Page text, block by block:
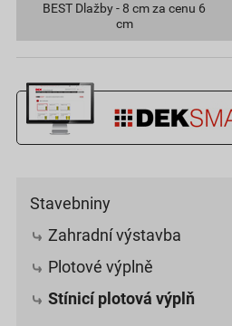
BEST Dlažby - 8 cm za cenu 6
cm
Stavebniny
Zahradní výstavba
Plotové výplně
Stínicí plotová výplň